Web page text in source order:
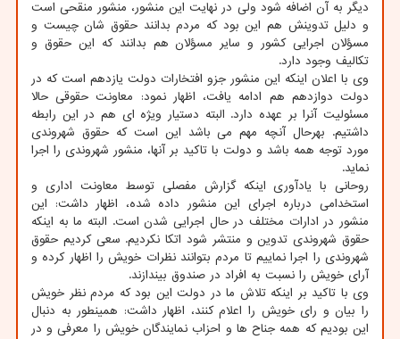
دیگر به آن اضافه شود ولی در نهایت این منشور، منشور منقحی است
و دلیل تدوینش هم این بود که مردم بدانند حقوق شان چیست و
مسؤلان اجرایی کشور و سایر مسؤلان هم بدانند که این حقوق و
تکالیف وجود دارد.
وی با اعلان اینکه این منشور جزو افتخارات دولت یازدهم است که در
دولت دوازدهم هم ادامه یافت، اظهار نمود: معاونت حقوقی حالا
مسئولیت آنرا بر عهده دارد. البته دستیار ویژه ای هم در این رابطه
داشتیم. بهرحال آنچه مهم می باشد این است که حقوق شهروندی
مورد توجه همه باشد و دولت با تاکید بر آنها، منشور شهروندی را اجرا
نماید.
روحانی با یادآوری اینکه گزارش مفصلی توسط معاونت اداری و
استخدامی درباره اجرای این منشور داده شده، اظهار داشت: این
منشور در ادارات مختلف در حال اجرایی شدن است. البته ما به اینکه
حقوق شهروندی تدوین و منتشر شود اتکا نکردیم. سعی کردیم حقوق
شهروندی را اجرا نماییم تا مردم بتوانند نظرات خویش را اظهار کرده و
آرای خویش را نسبت به افراد در صندوق بیندازند.
وی با تاکید بر اینکه تلاش ما در دولت این بود که مردم نظر خویش
را بیان و رای خویش را اعلام کنند، اظهار داشت: همینطور به دنبال
این بودیم که همه جناح ها و احزاب نمایندگان خویش را معرفی و در